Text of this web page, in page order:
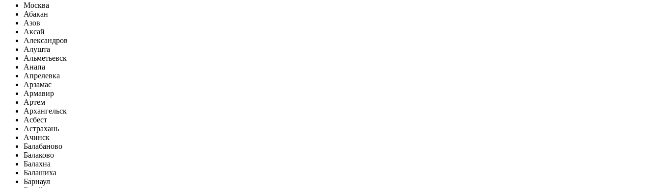
Москва
Абакан
Азов
Аксай
Александров
Алушта
Альметьевск
Анапа
Апрелевка
Арзамас
Армавир
Артем
Архангельск
Асбест
Астрахань
Ачинск
Балабаново
Балаково
Балахна
Балашиха
Барнаул